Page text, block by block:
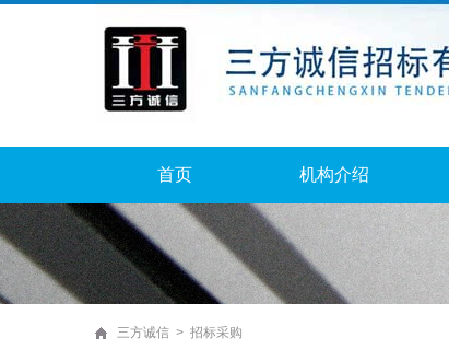
首页 机构介绍
三方诚信 > 招标采购